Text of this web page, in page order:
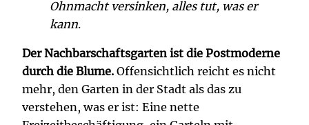
Ohnmacht versinken, alles tut, was er
kann.
Der Nachbarschaftsgarten ist die Postmoderne
durch die Blume. Offensichtlich reicht es nicht
mehr, den Garten in der Stadt als das zu
verstehen, was er ist: Eine nette